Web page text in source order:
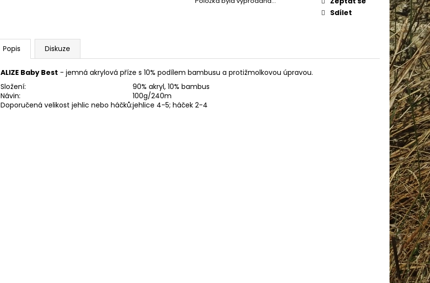
Sdílet
Popis Diskuze
ALIZE Baby Best - jemná akrylová příze s 10% podílem bambusu a protižmolkovou úpravou.
Složení:
90% akryl, 10% bambus
Návin:
100g/240m
Doporučená velikost jehlic nebo háčků:jehlice 4-5; háček 2-4
HARMONY A1